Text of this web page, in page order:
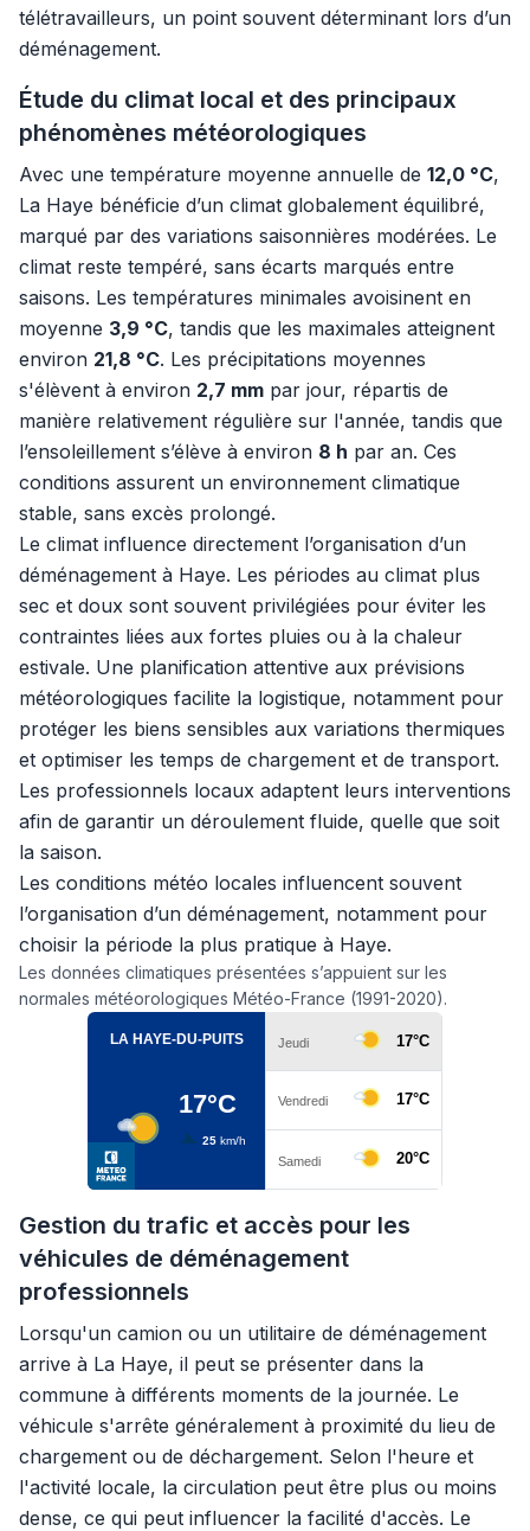
télétravailleurs, un point souvent déterminant lors d’un
déménagement.
Étude du climat local et des principaux
phénomènes météorologiques
Avec une température moyenne annuelle de 12,0 °C,
La Haye bénéficie d’un climat globalement équilibré,
marqué par des variations saisonnières modérées. Le
climat reste tempéré, sans écarts marqués entre
saisons. Les températures minimales avoisinent en
moyenne 3,9 °C, tandis que les maximales atteignent
environ 21,8 °C. Les précipitations moyennes
s'élèvent à environ 2,7 mm par jour, répartis de
manière relativement régulière sur l'année, tandis que
l’ensoleillement s’élève à environ 8 h par an. Ces
conditions assurent un environnement climatique
stable, sans excès prolongé.
Le climat influence directement l’organisation d’un
déménagement à Haye. Les périodes au climat plus
sec et doux sont souvent privilégiées pour éviter les
contraintes liées aux fortes pluies ou à la chaleur
estivale. Une planification attentive aux prévisions
météorologiques facilite la logistique, notamment pour
protéger les biens sensibles aux variations thermiques
et optimiser les temps de chargement et de transport.
Les professionnels locaux adaptent leurs interventions
afin de garantir un déroulement fluide, quelle que soit
la saison.
Les conditions météo locales influencent souvent
l’organisation d’un déménagement, notamment pour
choisir la période la plus pratique à Haye.
Les données climatiques présentées s’appuient sur les
normales météorologiques Météo-France (1991-2020).
Gestion du trafic et accès pour les
véhicules de déménagement
professionnels
Lorsqu'un camion ou un utilitaire de déménagement
arrive à La Haye, il peut se présenter dans la
commune à différents moments de la journée. Le
véhicule s'arrête généralement à proximité du lieu de
chargement ou de déchargement. Selon l'heure et
l'activité locale, la circulation peut être plus ou moins
dense, ce qui peut influencer la facilité d'accès. Le